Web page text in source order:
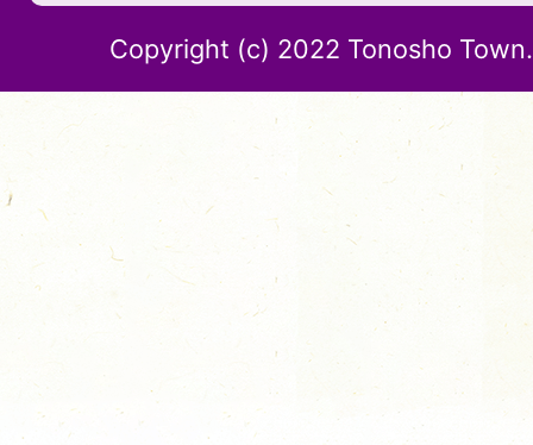
Copyright (c) 2022 Tonosho